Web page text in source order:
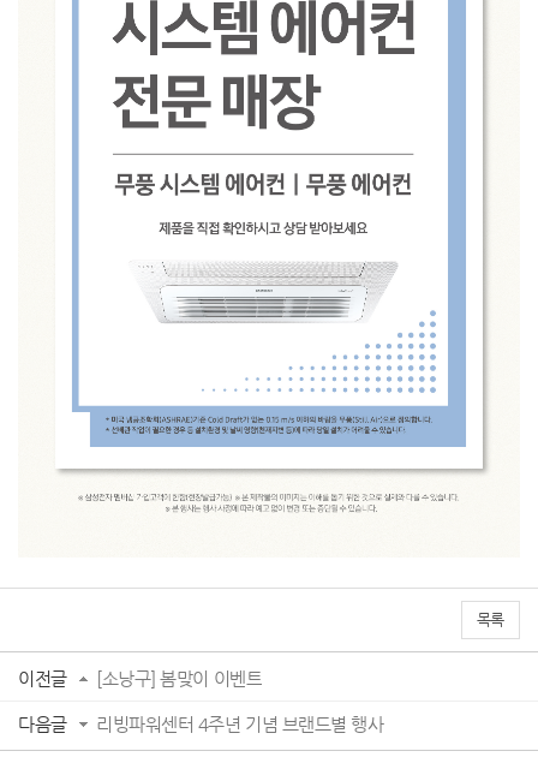
목록
이전글 [소낭구] 봄맞이 이벤트
다음글 리빙파워센터 4주년 기념 브랜드별 행사